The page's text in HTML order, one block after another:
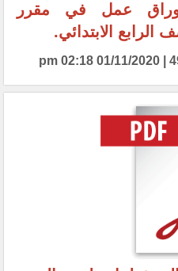
اوراق عمل في مقرر
الرابع الابتدائي.